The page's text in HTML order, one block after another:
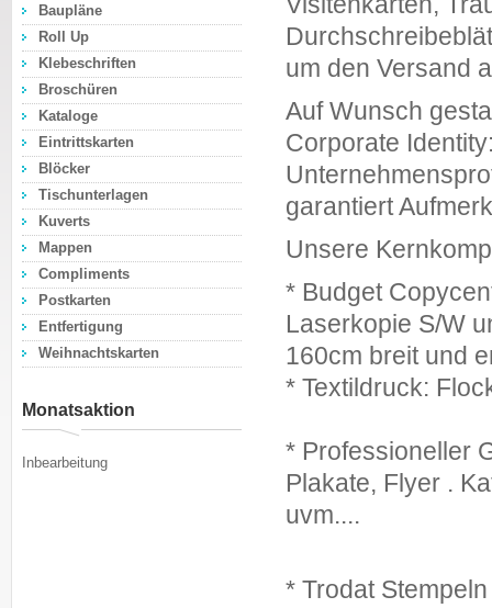
Baupläne
Roll Up
Klebeschriften
Broschüren
Kataloge
Eintrittskarten
Blöcker
Tischunterlagen
Kuverts
Mappen
Compliments
Postkarten
Entfertigung
Weihnachtskarten
Monatsaktion
Inbearbeitung
um den Versand
Auf Wunsch
Corporate
garantiert
Unsere
* Budget
Laserkopie S/W
160cm breit und
* Textildruck:
* Professioneller
Plakate, Flyer .
uvm....
* Trodat